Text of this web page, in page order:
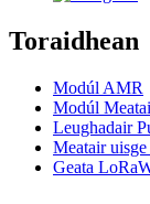
Toraidhean
Modúl AMR
Modúl
Leughadair
Meatair uisge
Geata